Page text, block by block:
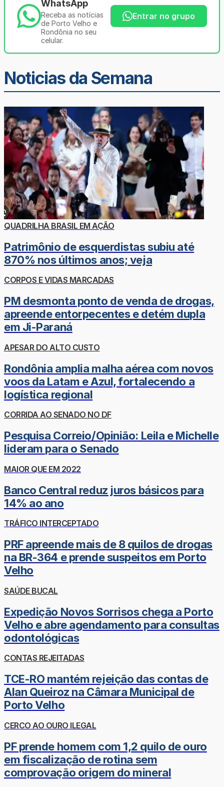
WhatsApp
Receba as notícias
de Porto Velho e
Rondônia no seu
celular.
Entrar no grupo
Noticias da Semana
QUADRILHA BRASIL EM AÇÃO
Patrimônio de esquerdistas subiu até
870% nos últimos anos; veja
CORPOS E VIDAS MARCADAS
PM desmonta ponto de venda de drogas,
apreende entorpecentes e detém dupla
em Ji-Paraná
APESAR DO ALTO CUSTO
Rondônia amplia malha aérea com novos
voos da Latam e Azul, fortalecendo a
logística regional
CORRIDA AO SENADO NO DF
Pesquisa Correio/Opinião: Leila e Michelle
lideram para o Senado
MAIOR QUE EM 2022
Banco Central reduz juros básicos para
14% ao ano
TRÁFICO INTERCEPTADO
PRF apreende mais de 8 quilos de drogas
na BR-364 e prende suspeitos em Porto
Velho
SAÚDE BUCAL
Expedição Novos Sorrisos chega a Porto
Velho e abre agendamento para consultas
odontológicas
CONTAS REJEITADAS
TCE-RO mantém rejeição das contas de
Alan Queiroz na Câmara Municipal de
Porto Velho
CERCO AO OURO ILEGAL
PF prende homem com 1,2 quilo de ouro
em fiscalização de rotina sem
comprovação origem do mineral